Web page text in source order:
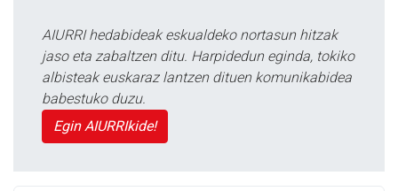
AIURRI hedabideak eskualdeko nortasun hitzak
jaso eta zabaltzen ditu. Harpidedun eginda, tokiko
albisteak euskaraz lantzen dituen komunikabidea
babestuko duzu.
Egin AIURRIkide!